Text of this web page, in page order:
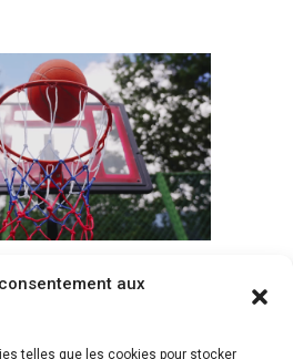
aux
telles que les cookies pour stocker
les paniers